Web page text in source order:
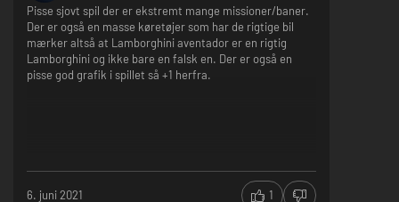
Pisse sjovt spil der er ekstremt mange missioner/baner.
Der er også en masse køretøjer som har de rigtige bil
mærker altså at Lamborghini aventador er en rigtig
Lamborghini og ikke bare en falsk en. Der er også en
pisse god grafik i spillet så +1 herfra.
6. juni 2021 1